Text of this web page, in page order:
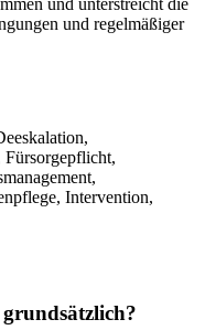
und unterstreicht die
und regelmäßiger
Fürsorgepflicht,
Intervention,